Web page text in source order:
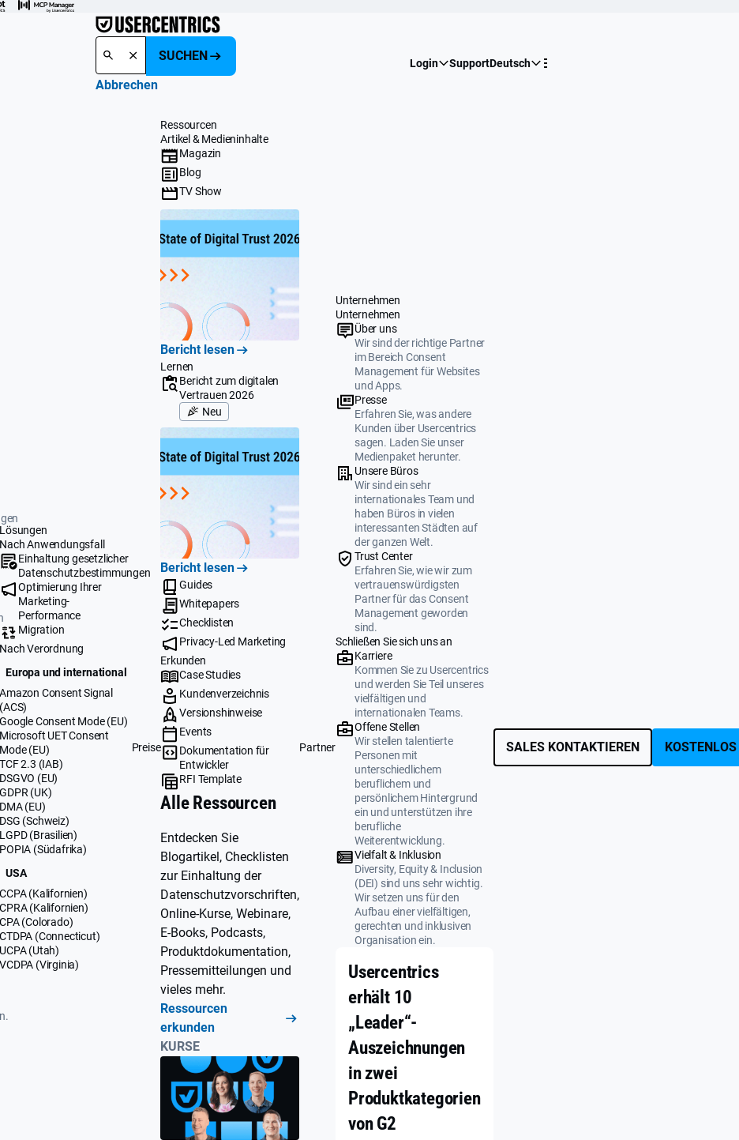
SUCHEN
Abbrechen
Login SupportDeutsch
Lösungen
Nach Anwendungsfall
Einhaltung gesetzlicher
Datenschutzbestimmungen
Optimierung Ihrer
Marketing-
Performance
Migration
Nach Verordnung
Europa und international
Amazon Consent Signal
(ACS)
Google Consent Mode (EU)
Microsoft UET Consent
Mode (EU)
TCF 2.3 (IAB)
DSGVO (EU)
GDPR (UK)
DMA (EU)
DSG (Schweiz)
LGPD (Brasilien)
POPIA (Südafrika)
USA
CCPA (Kalifornien)
CPRA (Kalifornien)
CPA (Colorado)
CTDPA (Connecticut)
UCPA (Utah)
VCDPA (Virginia)
Preise
Ressourcen
Artikel & Medieninhalte
Magazin
Blog
TV Show
Bericht lesen
Lernen
Bericht zum digitalen
Vertrauen 2026
Neu
Bericht lesen
Guides
Whitepapers
Checklisten
Privacy-Led Marketing
Erkunden
Case Studies
Kundenverzeichnis
Versionshinweise
Events
Dokumentation für
Entwickler
RFI Template
Alle Ressourcen
Entdecken Sie
Blogartikel, Checklisten
zur Einhaltung der
Datenschutzvorschriften,
Online-Kurse, Webinare,
E-Books, Podcasts,
Produktdokumentation,
Pressemitteilungen und
vieles mehr.
Ressourcen
erkunden
KURSE
Partner
Unternehmen
Unternehmen
Über uns
Wir sind der richtige Partner
im Bereich Consent
Management für Websites
und Apps.
Presse
Erfahren Sie, was andere
Kunden über Usercentrics
sagen. Laden Sie unser
Medienpaket herunter.
Unsere Büros
Wir sind ein sehr
internationales Team und
haben Büros in vielen
interessanten Städten auf
der ganzen Welt.
Trust Center
Erfahren Sie, wie wir zum
vertrauenswürdigsten
Partner für das Consent
Management geworden
sind.
Schließen Sie sich uns an
Karriere
Kommen Sie zu Usercentrics
und werden Sie Teil unseres
vielfältigen und
internationalen Teams.
Offene Stellen
Wir stellen talentierte
Personen mit
unterschiedlichem
beruflichem und
persönlichem Hintergrund
ein und unterstützen ihre
berufliche
Weiterentwicklung.
Vielfalt & Inklusion
Diversity, Equity & Inclusion
(DEI) sind uns sehr wichtig.
Wir setzen uns für den
Aufbau einer vielfältigen,
gerechten und inklusiven
Organisation ein.
Usercentrics
erhält 10
„Leader“-
Auszeichnungen
in zwei
Produktkategorien
von G2
SALES KONTAKTIEREN